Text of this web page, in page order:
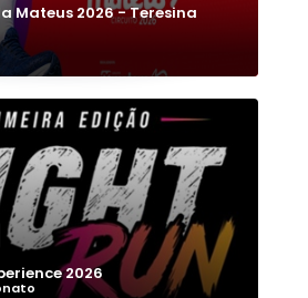
Mateus 2026 - Teresina
2026